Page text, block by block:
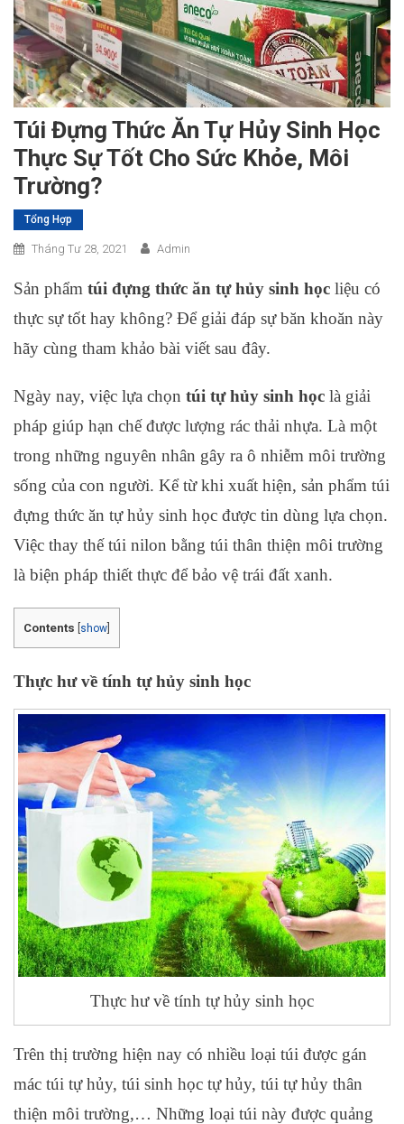
Túi Đựng Thức Ăn Tự Hủy Sinh Học
Thực Sự Tốt Cho Sức Khỏe, Môi
Trường?
Tổng Hợp
Tháng Tư 28, 2021 Admin
Sản phẩm túi đựng thức ăn tự hủy sinh học liệu có
thực sự tốt hay không? Để giải đáp sự băn khoăn này
hãy cùng tham khảo bài viết sau đây.
Ngày nay, việc lựa chọn túi tự hủy sinh học là giải
pháp giúp hạn chế được lượng rác thải nhựa. Là một
trong những nguyên nhân gây ra ô nhiễm môi trường
sống của con người. Kể từ khi xuất hiện, sản phẩm túi
đựng thức ăn tự hủy sinh học được tin dùng lựa chọn.
Việc thay thế túi nilon bằng túi thân thiện môi trường
là biện pháp thiết thực để bảo vệ trái đất xanh.
Contents show
Thực hư về tính tự hủy sinh học
Thực hư về tính tự hủy sinh học
Trên thị trường hiện nay có nhiều loại túi được gán
mác túi tự hủy, túi sinh học tự hủy, túi tự hủy thân
thiện môi trường,… Những loại túi này được quảng